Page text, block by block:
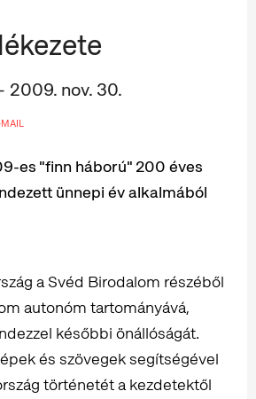
2009. nov. 30.
es "finn háború" 200 éves
ünnepi év alkalmából
a Svéd Birodalom részéből
autonóm tartományává,
későbbi önállóságát.
és szövegek segítségével
történetét a kezdetektől